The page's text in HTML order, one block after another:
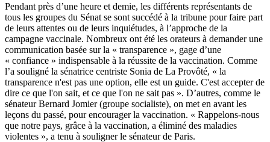
Pendant près d’une heure et demie, les différents représentants de
tous les groupes du Sénat se sont succédé à la tribune pour faire part
de leurs attentes ou de leurs inquiétudes, à l’approche de la
campagne vaccinale. Nombreux ont été les orateurs à demander une
communication basée sur la « transparence », gage d’une
« confiance » indispensable à la réussite de la vaccination. Comme
l’a souligné la sénatrice centriste Sonia de La Provôté, « la
transparence n'est pas une option, elle est un guide. C'est accepter de
dire ce que l'on sait, et ce que l'on ne sait pas ». D’autres, comme le
sénateur Bernard Jomier (groupe socialiste), on met en avant les
leçons du passé, pour encourager la vaccination. « Rappelons-nous
que notre pays, grâce à la vaccination, a éliminé des maladies
violentes », a tenu à souligner le sénateur de Paris.